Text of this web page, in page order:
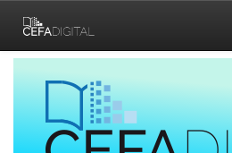
navigation